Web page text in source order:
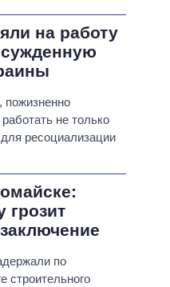
на работу
пожизненно
не только
ресоциализации
грозит
по
строительного